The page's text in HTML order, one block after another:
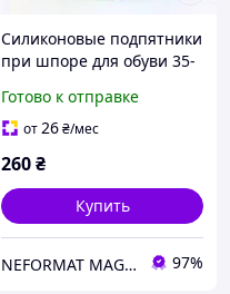
Силиконовые подпятники
при шпоре для обуви 35-
в обуви. Полустельки
гелевые
Готово к отправке
от26₴/мес
260₴
Купить
NEFORMAT MAGAZ 97%